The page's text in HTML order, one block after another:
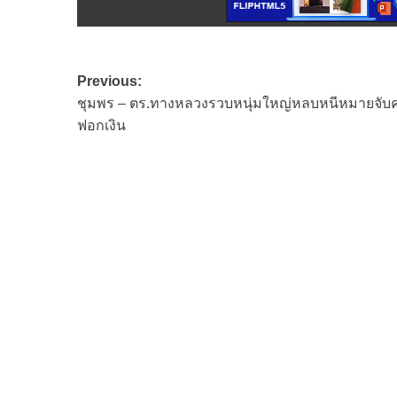
Post
navigation
Previous:
ชุมพร – ตร.ทางหลวงรวบหนุ่มใหญ่หลบหนีหมายจับ
ฟอกเงิน